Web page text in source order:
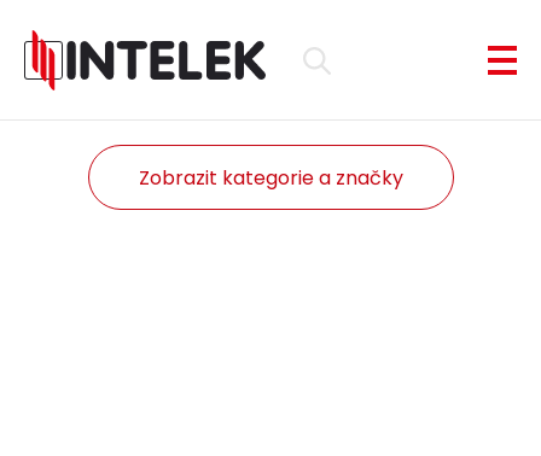
Zobrazit kategorie a značky